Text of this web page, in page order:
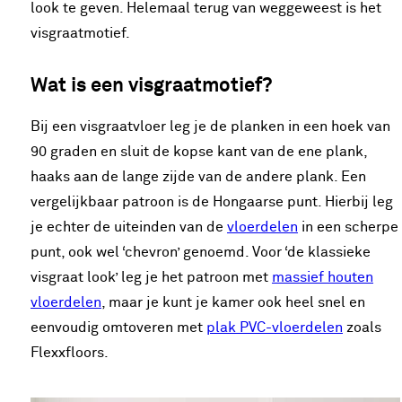
look te geven. Helemaal terug van weggeweest is het
visgraatmotief.
Wat is een visgraatmotief?
Bij een visgraatvloer leg je de planken in een hoek van
90 graden en sluit de kopse kant van de ene plank,
haaks aan de lange zijde van de andere plank. Een
vergelijkbaar patroon is de Hongaarse punt. Hierbij leg
je echter de uiteinden van de vloerdelen in een scherpe
punt, ook wel ‘chevron’ genoemd. Voor ‘de klassieke
visgraat look’ leg je het patroon met massief houten
vloerdelen , maar je kunt je kamer ook heel snel en
eenvoudig omtoveren met plak PVC-vloerdelen zoals
Flexxfloors.